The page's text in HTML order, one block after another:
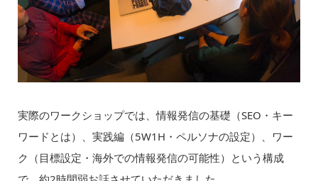
実際のワークショップでは、情報発信の基礎（SEO・キー
ワードとは）、実践編（5W1H・ペルソナの設定）、ワー
ク（目標設定・海外での情報発信の可能性）という構成